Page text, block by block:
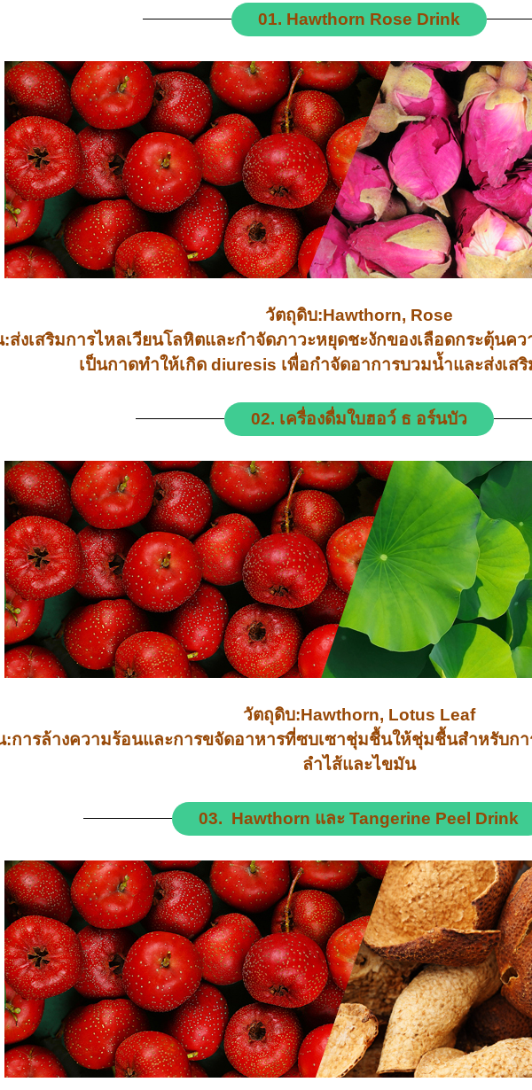
01. Hawthorn Rose Drink
วัตถุดิบ:Hawthorn, Rose
ส่งเสริมการไหลเวียนโลหิตและกำจัดภาวะหยุดชะงักของเลือดกระตุ้นค
เป็นกาดทำให้เกิด diuresis เพื่อกำจัดอาการบวมน้ำและส่งเส
02. เครื่องดื่มใบฮอว์ ธ อร์นบัว
วัตถุดิบ:Hawthorn, Lotus Leaf
:การล้างความร้อนและการขจัดอาหารที่ซบเซาชุ่มชื้นให้ชุ่มชื้นสำหรับก
ลำไส้และไขมัน
03. Hawthorn และ Tangerine Peel Drink